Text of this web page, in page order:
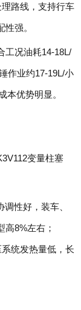
路线，支持行车
强。
工况油耗14-18L/
作业约17-19L/小
本优势明显。
变量柱塞
性好，装车、
8%左右；
统发热量低，长